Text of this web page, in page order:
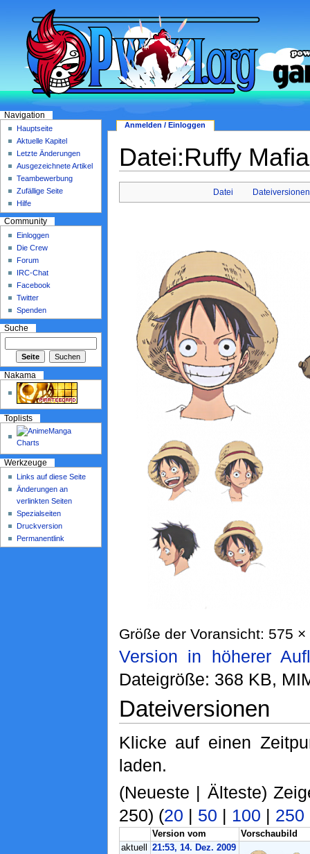
Datei:Ruffy
Datei Dateiversionen
Größe der Voransicht: 575
Version in höherer
Dateigröße: 368 KB,
Dateiversionen
Klicke auf einen
laden.
(Neueste | Älteste)
250) (20 | 50 | 100 | 250
Version vom
Vorschaubild
aktuell
21:53, 14. Dez. 2009
Anmelden / Einloggen
Navigation
Hauptseite
Aktuelle Kapitel
Letzte Änderungen
Ausgezeichnete Artikel
Teambewerbung
Zufällige Seite
Hilfe
Community
Einloggen
Die Crew
Forum
IRC-Chat
Facebook
Twitter
Spenden
Suche
Nakama
Toplists
Werkzeuge
Links auf diese Seite
Änderungen an
verlinkten Seiten
Spezialseiten
Druckversion
Permanentlink